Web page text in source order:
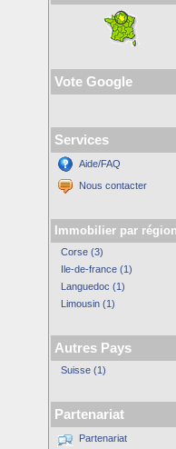
Vote Google
Services
Aide/FAQ
Nous contacter
Immobilier par région
Corse (3)
Ile-de-france (1)
Languedoc (1)
Limousin (1)
Autres Pays
Suisse (1)
Partenariat
Partenariat